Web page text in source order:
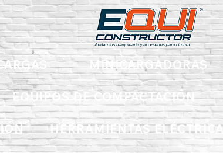
MINICARGADORAS
EQUIPOS DE COMPACTACIÓN
HERRAMIENTAS